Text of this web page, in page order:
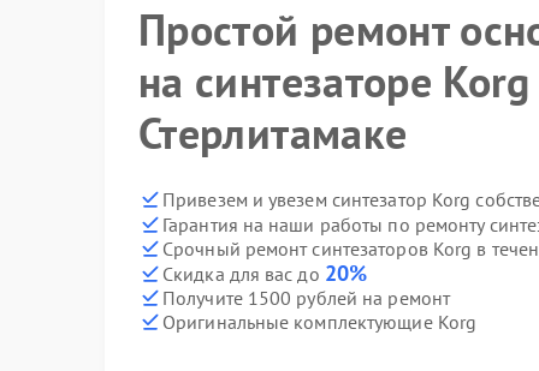
Простой ремонт
на синтезаторе
Стерлитамаке
Привезем и увезем синтезатор Korg
Гарантия на наши работы по ремонту
Срочный ремонт синтезаторов Korg в
Скидка для вас до 20%
Получите 1500 рублей на ремонт
Оригинальные комплектующие Korg